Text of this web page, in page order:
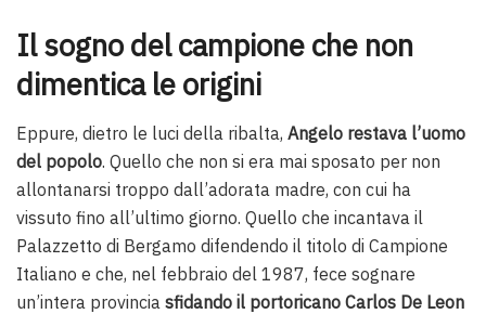
Il sogno del campione che non
dimentica le origini
Eppure, dietro le luci della ribalta, Angelo restava l’uomo
del popolo. Quello che non si era mai sposato per non
allontanarsi troppo dall’adorata madre, con cui ha
vissuto fino all’ultimo giorno. Quello che incantava il
Palazzetto di Bergamo difendendo il titolo di Campione
Italiano e che, nel febbraio del 1987, fece sognare
un’intera provincia sfidando il portoricano Carlos De Leon